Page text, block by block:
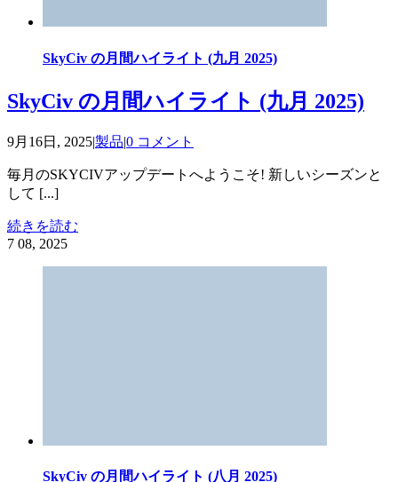
SkyCiv の月間ハイライト (九月 2025)
SkyCiv の月間ハイライト (九月 2025)
9月16日, 2025|製品|0 コメント
毎月のSKYCIVアップデートへようこそ! 新しいシーズンと
して [...]
続きを読む
7 08, 2025
SkyCiv の月間ハイライト (八月 2025)